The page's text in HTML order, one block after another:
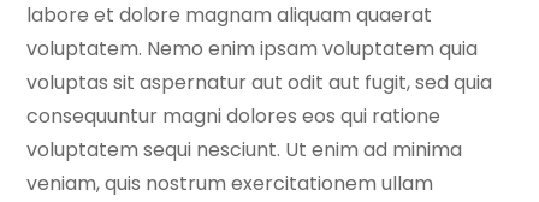
labore et dolore magnam aliquam quaerat
voluptatem. Nemo enim ipsam voluptatem quia
voluptas sit aspernatur aut odit aut fugit, sed quia
consequuntur magni dolores eos qui ratione
voluptatem sequi nesciunt. Ut enim ad minima
veniam, quis nostrum exercitationem ullam